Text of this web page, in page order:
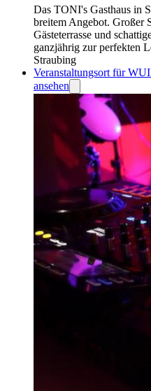
Das TONI's Gasthaus in
breitem Angebot. Großer
Gästeterrasse und
ganzjährig zur perfekten
Straubing
Veranstaltungsort für
ansehen